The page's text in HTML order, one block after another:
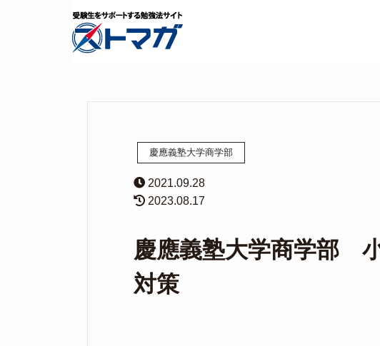
慶應義塾大学商学部
2021.09.28
2023.08.17
慶應義塾大学商学部
対策